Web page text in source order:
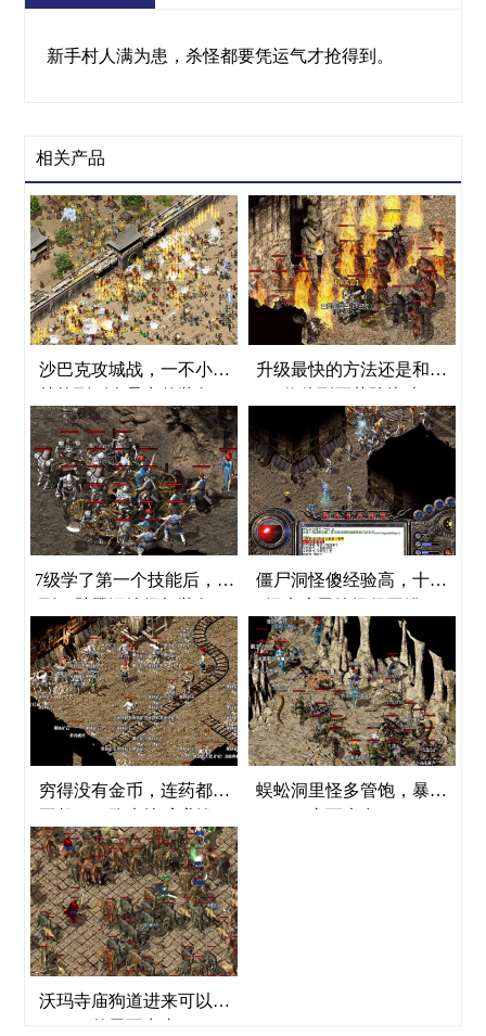
新手村人满为患，杀怪都要凭运气才抢得到。
相关产品
沙巴克攻城战，一不小心
升级最快的方法还是和小
7级学了第一个技能后，来
僵尸洞怪傻经验高，十多
穷得没有金币，连药都买
蜈蚣洞里怪多管饱，暴的
沃玛寺庙狗道进来可以待